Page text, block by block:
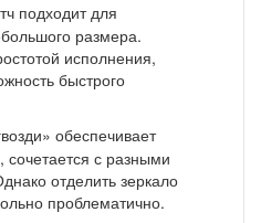
подходит для
размера.
исполнения,
быстрого
обеспечивает
сочетается с разными
отделить зеркало
проблематично.